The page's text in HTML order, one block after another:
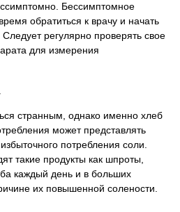
Бессимптомное
обратиться к врачу и начать
регулярно проверять свое
для измерения
странным, однако именно хлеб
может представлять
потребления соли.
такие продукты как шпроты,
каждый день и в больших
их повышенной солености.